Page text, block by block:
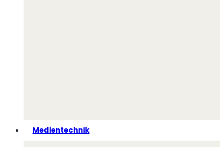
Medientechnik